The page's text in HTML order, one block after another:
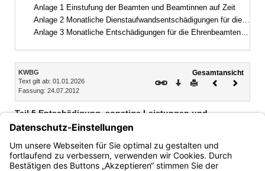
Anlage 1 Einstufung der Beamten und Beamtinnen auf Zeit
Anlage 2 Monatliche Dienstaufwandsentschädigungen für die Beamten und Beamtinnen auf Zeit
Anlage 3 Monatliche Entschädigungen für die Ehrenbeamten und Ehrenbeamtinnen
Inhalt
KWBG
Text gilt ab: 01.01.2026
Fassung: 24.07.2012
Gesamtansicht
Download
DruckenVorheriges
Teil 5 Entschädigung, sonstige Leistungen und
Ehrensold an Ehrenbeamte und Ehrenbeamtinnen
Abschnitt 1 Entschädigung und sonstige Leistungen (Art. 53–58)
Abschnitt 2 Ehrensold (Art. 59–61)